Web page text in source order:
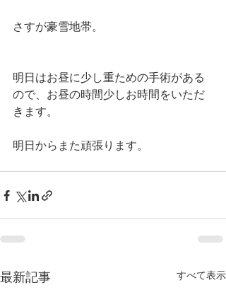
さすが豪雪地帯。
明日はお昼に少し重ための手術がある
ので、お昼の時間少しお時間をいただ
きます。
明日からまた頑張ります。
最新記事 すべて表示